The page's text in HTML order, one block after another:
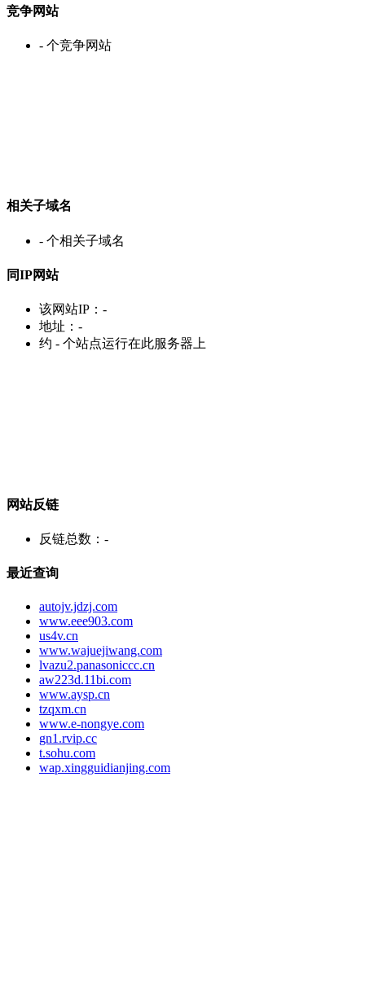
竞争网站
- 个竞争网站
相关子域名
- 个相关子域名
同IP网站
该网站IP： -
地址： -
约 - 个站点运行在此服务器上
网站反链
反链总数： -
最近查询
autojv.jdzj.com
www.eee903.com
us4v.cn
www.wajuejiwang.com
lvazu2.panasoniccc.cn
aw223d.11bi.com
www.aysp.cn
tzqxm.cn
www.e-nongye.com
gn1.rvip.cc
t.sohu.com
wap.xingguidianjing.com